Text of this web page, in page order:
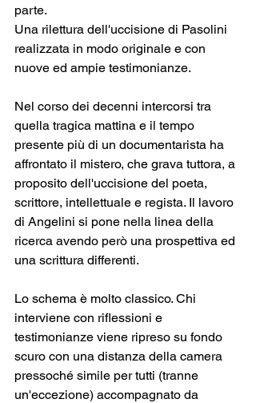
parte.
Una rilettura dell'uccisione di Pasolini
realizzata in modo originale e con
nuove ed ampie testimonianze.
Nel corso dei decenni intercorsi tra
quella tragica mattina e il tempo
presente più di un documentarista ha
affrontato il mistero, che grava tuttora, a
proposito dell'uccisione del poeta,
scrittore, intellettuale e regista. Il lavoro
di Angelini si pone nella linea della
ricerca avendo però una prospettiva ed
una scrittura differenti.
Lo schema è molto classico. Chi
interviene con riflessioni e
testimonianze viene ripreso su fondo
scuro con una distanza della camera
pressoché simile per tutti (tranne
un'eccezione) accompagnato da